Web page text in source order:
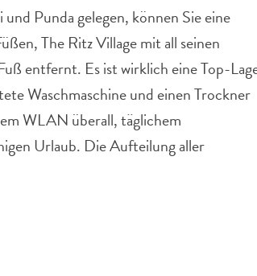
Punda gelegen, können Sie eine
The Ritz Village mit all seinen
entfernt. Es ist wirklich eine Top-
Waschmaschine und einen Trockner
WLAN überall, täglichem
Urlaub. Die Aufteilung aller